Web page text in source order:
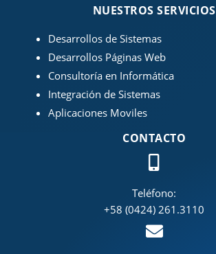
NUESTROS SERVICIOS
Desarrollos de Sistemas
Desarrollos Páginas Web
Consultoría en Informática
Integración de Sistemas
Aplicaciones Moviles
CONTACTO
Teléfono:
+58 (0424) 261.3110